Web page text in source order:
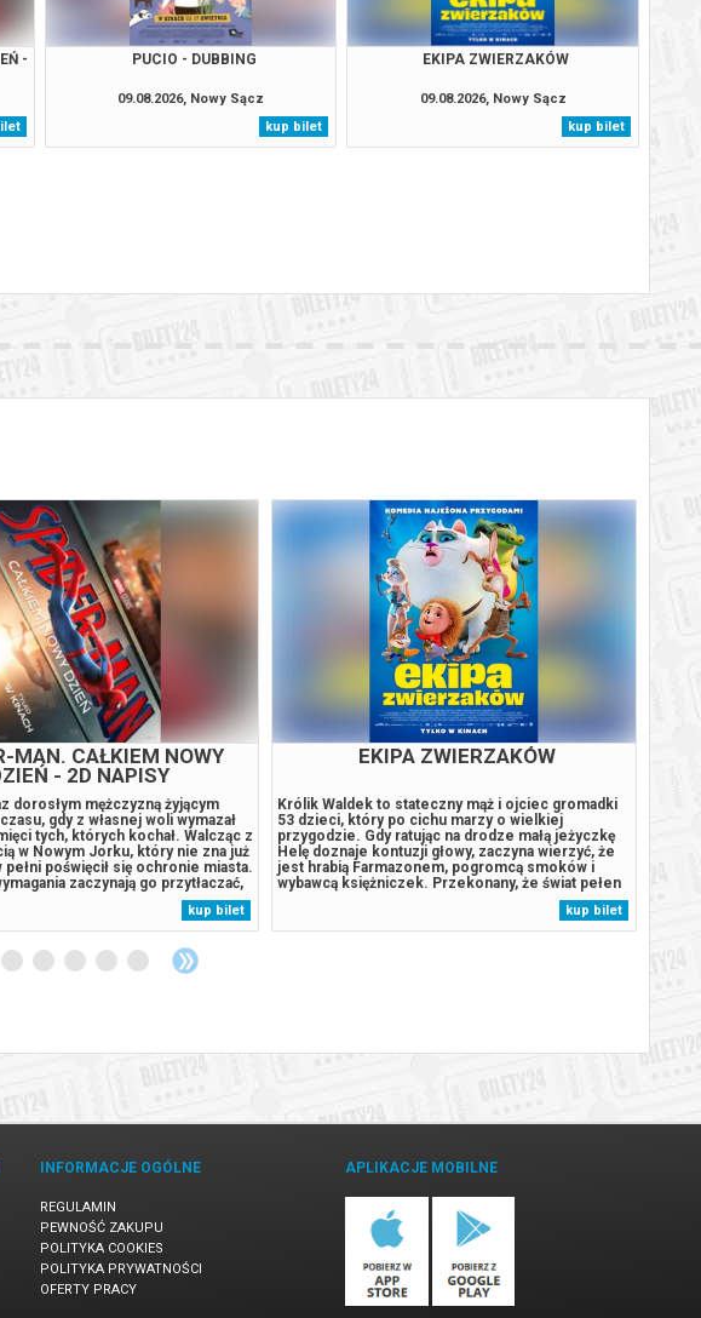
-
PUCIO - DUBBING
09.08.2026, Nowy Sącz
kup bilet
EKIPA ZWIERZAKÓW
09.08.2026, Nowy Sącz
kup bilet
MAN. CAŁKIEM NOWY
- 2D NAPISY
dorosłym mężczyzną żyjącym
gdy z własnej woli wymazał
tych, których kochał. Walcząc z
w Nowym Jorku, który nie zna już
pełni poświęcił się ochronie miasta.
zaczynają go przytłaczać,
zaskakującą fizyczną przemianę,
istnieniu, podczas gdy nowy,
kup bilet
EKIPA ZWIERZAKÓW
Królik Waldek to stateczny mąż i ojciec gromadki
53 dzieci, który po cichu marzy o wielkiej
przygodzie. Gdy ratując na drodze małą jeżyczkę
Helę doznaje kontuzji głowy, zaczyna wierzyć, że
jest hrabią Farmazonem, pogromcą smoków i
wybawcą księżniczek. Przekonany, że świat pełen
jest czekających go wyzwań, porzuca rodzinne
słabszym. U jego boku zaś kroczy Hela,...
kup bilet
INFORMACJE OGÓLNE
REGULAMIN
PEWNOŚĆ ZAKUPU
POLITYKA COOKIES
POLITYKA PRYWATNOŚCI
OFERTY PRACY
APLIKACJE MOBILNE